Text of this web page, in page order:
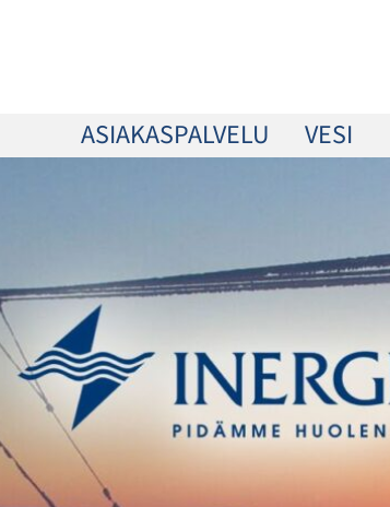
ASIAKASPALVELU VESI